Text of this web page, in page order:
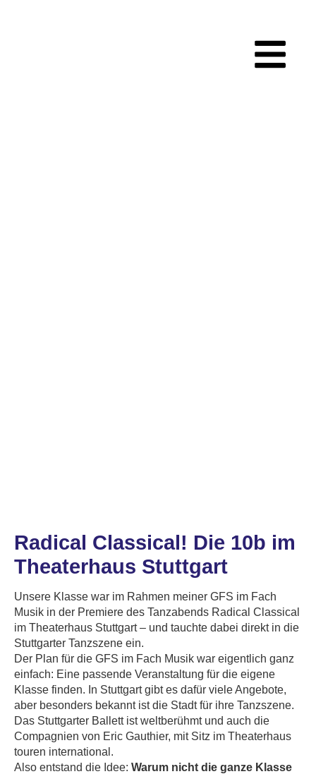
Radical Classical! Die 10b im
Theaterhaus Stuttgart
Unsere Klasse war im Rahmen meiner GFS im Fach
Musik in der Premiere des Tanzabends Radical Classical
im Theaterhaus Stuttgart – und tauchte dabei direkt in die
Stuttgarter Tanzszene ein.
Der Plan für die GFS im Fach Musik war eigentlich ganz
einfach: Eine passende Veranstaltung für die eigene
Klasse finden. In Stuttgart gibt es dafür viele Angebote,
aber besonders bekannt ist die Stadt für ihre Tanzszene.
Das Stuttgarter Ballett ist weltberühmt und auch die
Compagnien von Eric Gauthier, mit Sitz im Theaterhaus
touren international.
Also entstand die Idee: Warum nicht die ganze Klasse